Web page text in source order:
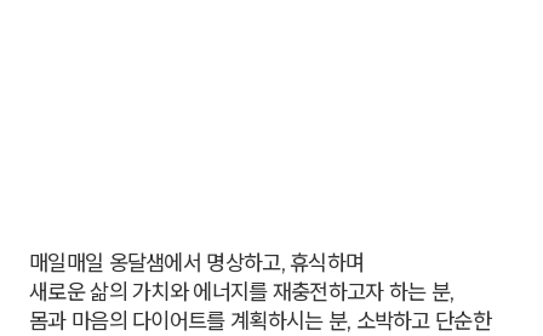
매일매일 옹달샘에서 명상하고, 휴식하며
새로운 삶의 가치와 에너지를 재충전하고자 하는 분,
몸과 마음의 다이어트를 계획하시는 분, 소박하고 단순한